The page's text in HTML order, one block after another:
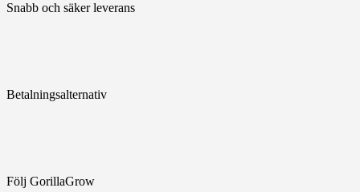
Snabb och säker leverans
Betalningsalternativ
Följ GorillaGrow